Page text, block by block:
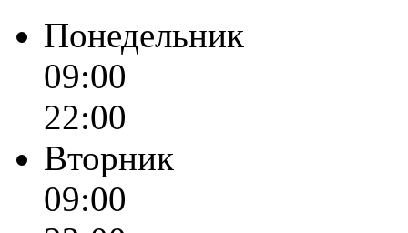
Понедельник
09:00
22:00
Вторник
09:00